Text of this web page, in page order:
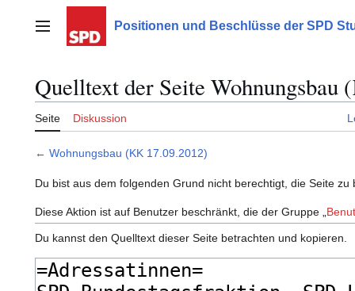
springenHauptmenü Positionen und Beschlüsse der SPD
Quelltext der Seite Wohnungsbau
Seite Diskussion
← Wohnungsbau (KK 17.09.2012)
Du bist aus dem folgenden Grund nicht berechtigt, die Seite zu
Diese Aktion ist auf Benutzer beschränkt, die der Gruppe „
Du kannst den Quelltext dieser Seite betrachten und kopieren.